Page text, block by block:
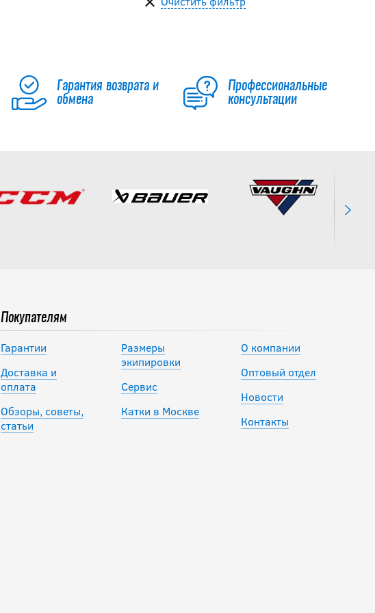
Гарантия возврата и
обмена
Профессиональные
консультации
Покупателям
Гарантии
Доставка и
оплата
Обзоры, советы,
статьи
Размеры
экипировки
Сервис
Катки в Москве
О компании
Оптовый отдел
Новости
Контакты